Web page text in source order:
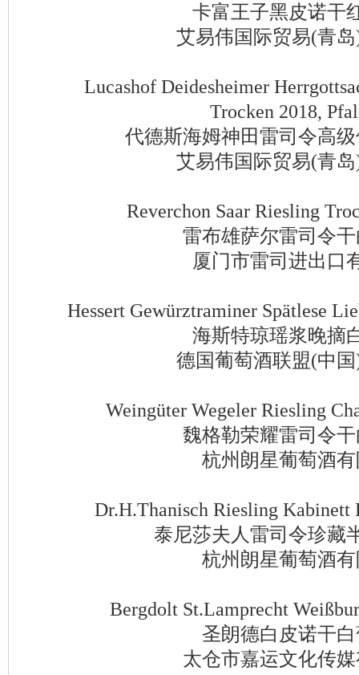
卡富王子黑皮诺干
艾易伟国际贸易(青岛
Lucashof Deidesheimer
Trocken 2018,
代德斯海姆神田雷司令高级
艾易伟国际贸易(青岛
Reverchon Saar Riesling
雷布雄萨尔雷司令干
厦门市雷司进出口
Hessert Gewürztraminer Spätlese
海斯特琼瑶浆晚摘
德国葡萄酒联盟(中国
Weingüter Wegeler Riesling
魏格勒荣耀雷司令干
杭州朗星葡萄酒有
Dr.H.Thanisch Riesling Kabinett
泰尼莎夫人雷司令珍藏
杭州朗星葡萄酒有
Bergdolt St.Lamprecht
圣朗德白皮诺干白
太仓市嘉运文化传媒